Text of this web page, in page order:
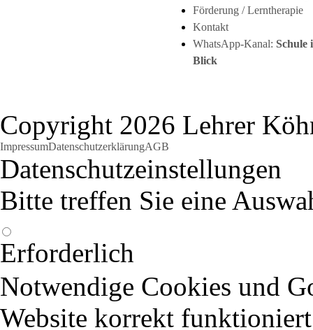
Förderung / Lerntherapie
Kontakt
WhatsApp-Kanal:Schule
Blick
Copyright 2026 Lehrer
ImpressumDatenschutzerklärungAGB
Datenschutzeinstellungen
Bitte treffen Sie eine
Erforderlich
Notwendige Cookies und
Website korrekt funktioniert